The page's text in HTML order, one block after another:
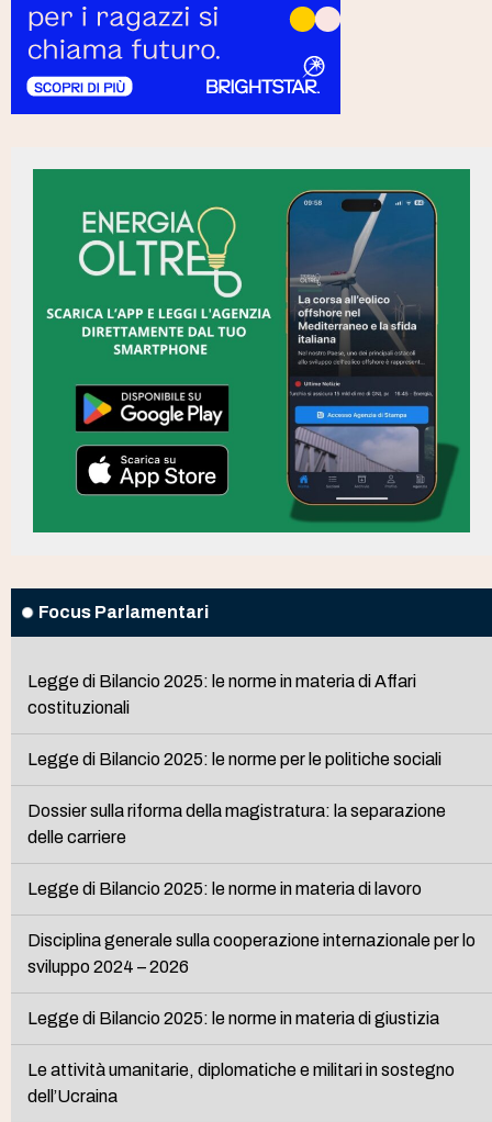
Focus Parlamentari
Legge di Bilancio 2025: le norme in materia di Affari
costituzionali
Legge di Bilancio 2025: le norme per le politiche sociali
Dossier sulla riforma della magistratura: la separazione
delle carriere
Legge di Bilancio 2025: le norme in materia di lavoro
Disciplina generale sulla cooperazione internazionale per lo
sviluppo 2024 – 2026
Legge di Bilancio 2025: le norme in materia di giustizia
Le attività umanitarie, diplomatiche e militari in sostegno
dell’Ucraina